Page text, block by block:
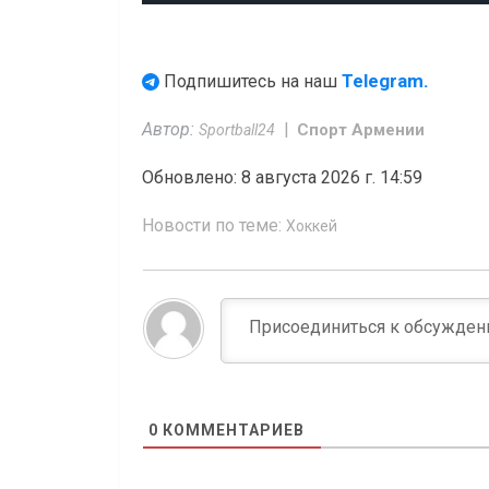
Подпишитесь на наш Telegram.
Автор: Sportball24 Спорт Армении
Обновлено: 8 августа 2026 г. 14:59
Новости по теме: Хоккей
0 КОММЕНТАРИЕВ